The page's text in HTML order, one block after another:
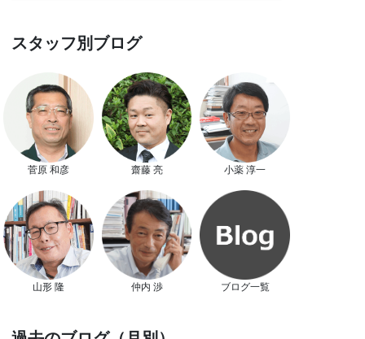
スタッフ別ブログ
菅原 和彦 齋藤 亮 小薬 淳一
山形 隆 仲内 渉 ブログ一覧